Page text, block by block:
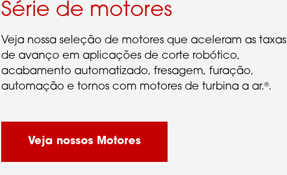
Série de motores
Veja nossa seleção de motores que aceleram as taxas
de avanço em aplicações de corte robótico,
acabamento automatizado, fresagem, furação,
automação e tornos com motores de turbina a ar.®.
Veja nossos Motores